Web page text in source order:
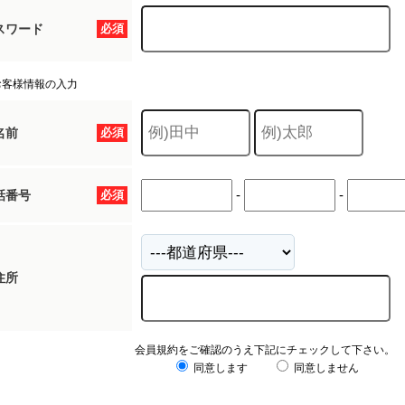
必須
ワード
様情報の入力
必須
前
必須
番号 - -
所
会員規約をご確認のうえ下記にチェックして下さい。
同意します
同意しません